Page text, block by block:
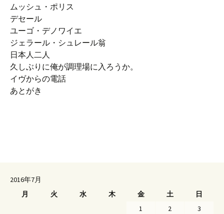
ムッシュ・ポリス
デセール
ユーゴ・デノワイエ
ジェラール・シュレール翁
日本人二人
久しぶりに俺が調理場に入ろうか。
イヴからの電話
あとがき
2016年7月
月
火 水 木 金 土 日
1 2
3